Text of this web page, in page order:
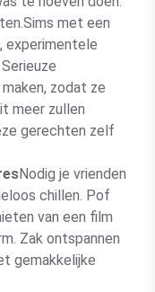
met een
experimentele
zodat ze
meer zullen
gerechten zelf
Nodig je vrienden
chillen. Pof
van een film
Zak ontspannen
gemakkelijke